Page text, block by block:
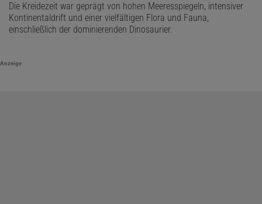
Die Kreidezeit war geprägt von hohen Meeresspiegeln, intensiver
Kontinentaldrift und einer vielfältigen Flora und Fauna,
einschließlich der dominierenden Dinosaurier.
Anzeige